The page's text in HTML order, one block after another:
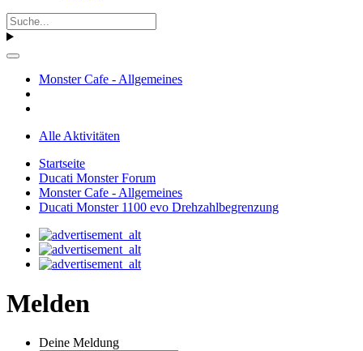
Monster Cafe - Allgemeines
Alle Aktivitäten
Startseite
Ducati Monster Forum
Monster Cafe - Allgemeines
Ducati Monster 1100 evo Drehzahlbegrenzung
Melden
Deine Meldung